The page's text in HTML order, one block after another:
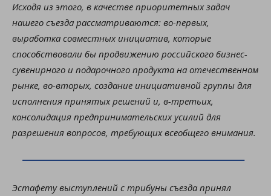
Исходя из этого, в качестве приоритетных задач
нашего съезда рассматриваются: во-первых,
выработка совместных инициатив, которые
способствовали бы продвижению российского бизнес-
сувенирного и подарочного продукта на отечественном
рынке, во-вторых, создание инициативной группы для
исполнения принятых решений и, в-третьих,
консолидация предпринимательских усилий для
разрешения вопросов, требующих всеобщего внимания.
Эстафету выступлений с трибуны съезда принял